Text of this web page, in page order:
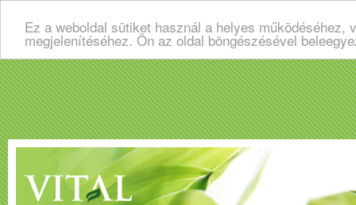
Ez a weboldal sütiket használ a helyes
megjelenítéséhez. Ön az oldal böngészésével